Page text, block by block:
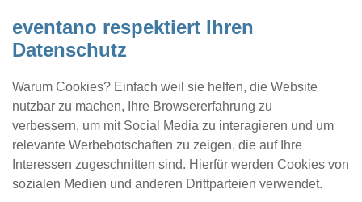
eventano respektiert Ihren
Datenschutz
Warum Cookies? Einfach weil sie helfen, die Website
nutzbar zu machen, Ihre Browsererfahrung zu
verbessern, um mit Social Media zu interagieren und um
relevante Werbebotschaften zu zeigen, die auf Ihre
Interessen zugeschnitten sind. Hierfür werden Cookies von
sozialen Medien und anderen Drittparteien verwendet.
Kontakt Location eintragen Profil